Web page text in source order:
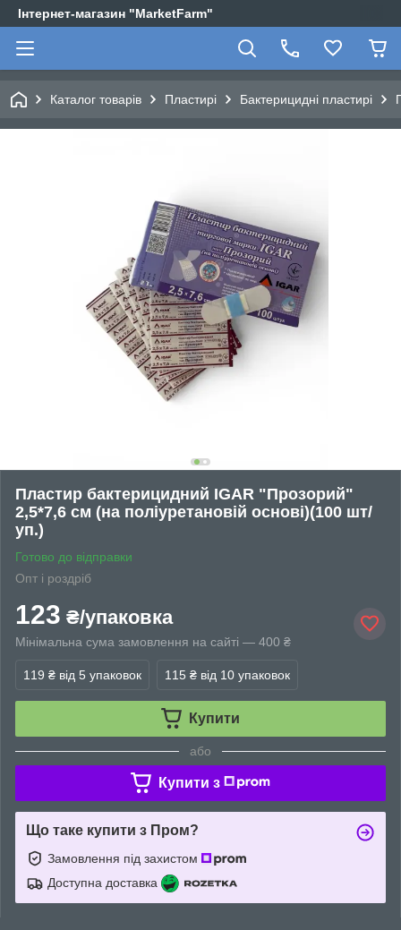
Інтернет-магазин "MarketFarm"
Каталог товарів Пластирі Бактерицидні пластирі
Пластир бактерицидний IGAR "Прозорий"
2,5*7,6 см (на поліуретановій основі)(100 шт/
уп.)
Готово до відправки
Опт і роздріб
123 ₴/упаковка
Мінімальна сума замовлення на сайті — 400 ₴
119 ₴ від 5 упаковок 115 ₴ від 10 упаковок
Купити
або
Купити з
Що таке купити з Пром?
Замовлення під захистом
Доступна доставка